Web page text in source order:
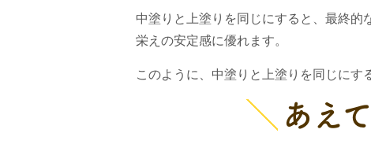
中塗りと上塗りを同じにすると、最終
栄えの安定感に優れます。
このように、中塗りと上塗りを同じにす
あえ